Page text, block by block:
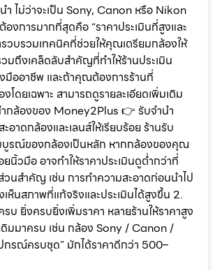
ำ ไม่ว่าจะเป็น Sony, Canon หรือ Nikon
งการมากที่สุดคือ “ราคาประเมินที่สูงและ
รวบรวมเทคนิคที่ช่วยให้คุณเตรียมกล้องให้
มถึงเคล็ดลับสำคัญที่ทำให้ร้านประเมิน
มืออาชีพ และถ้าคุณต้องการร้านที่
โดยเฉพาะ สามารถดูรายละเอียดเพิ่มเติม
กล้องของ Money2Plus 👉 รับจำนำ
อาดกล้องและเลนส์ให้เรียบร้อย ร้านรับ
บูรณ์ของกล้องเป็นหลัก หากกล้องของคุณ
นิ้วมือ อาจทำให้ราคาประเมินดูต่ำกว่าที่
วนสำคัญ เช่น การทำความสะอาดก่อนนำไป
เห็นสภาพที่แท้จริงและประเมินได้สูงขึ้น 2.
บ ยิ่งครบยิ่งเพิ่มราคา หลายร้านให้ราคาสูง
มมาครบ เช่น กล้อง Sony / Canon /
รณ์ครบชุด” มักได้ราคาดีกว่า 500–